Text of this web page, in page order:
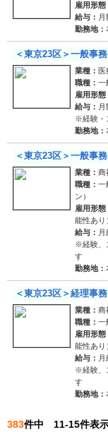
雇用形態
給与：
勤務地：
＜東京23区＞一般事
業種： 医
職種： 一
雇用形態
給与： 月
※経験・
勤務地：
＜東京23区＞一般事
業種： 商
職種： 一
ン）
雇用形態
能性あり
給与：
※経験、
す
勤務地：
＜東京23区＞経理事
業種： 商
職種： 一
雇用形態
能性あり
給与：
※経験、
す
勤務地：
383件中 11-15件表